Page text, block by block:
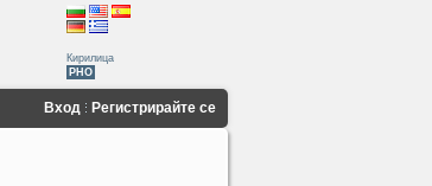
Кирилица
PHO
Вход Регистрирайте се